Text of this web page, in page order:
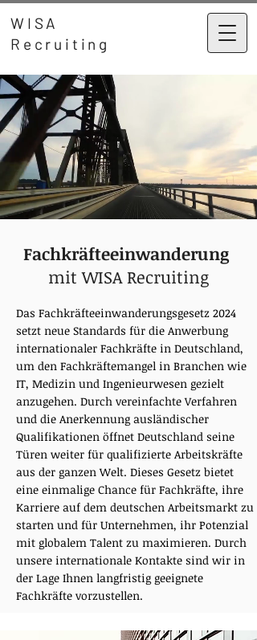
WISA
Recruiting
Fachkräfteeinwanderung
mit WISA Recruiting
Das Fachkräfteeinwanderungsgesetz 2024
setzt neue Standards für die Anwerbung
internationaler Fachkräfte in Deutschland,
um den Fachkräftemangel in Branchen wie
IT, Medizin und Ingenieurwesen gezielt
anzugehen. Durch vereinfachte Verfahren
und die Anerkennung ausländischer
Qualifikationen öffnet Deutschland seine
Türen weiter für qualifizierte Arbeitskräfte
aus der ganzen Welt. Dieses Gesetz bietet
eine einmalige Chance für Fachkräfte, ihre
Karriere auf dem deutschen Arbeitsmarkt zu
starten und für Unternehmen, ihr Potenzial
mit globalem Talent zu maximieren. Durch
unsere internationale Kontakte sind wir in
der Lage Ihnen langfristig geeignete
Fachkräfte vorzustellen.